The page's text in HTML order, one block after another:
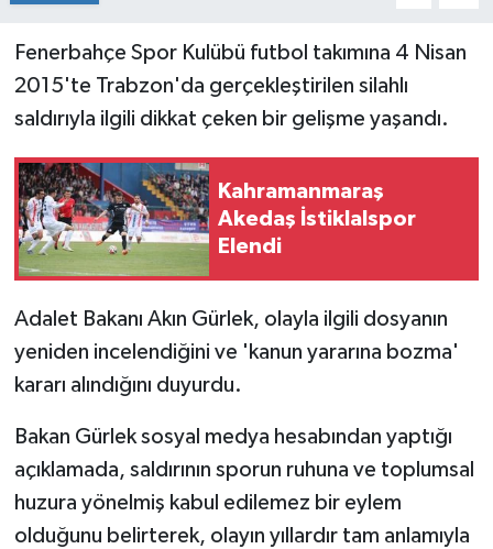
Fenerbahçe Spor Kulübü futbol takımına 4 Nisan
2015'te Trabzon'da gerçekleştirilen silahlı
saldırıyla ilgili dikkat çeken bir gelişme yaşandı.
Kahramanmaraş
Akedaş İstiklalspor
Elendi
Adalet Bakanı Akın Gürlek, olayla ilgili dosyanın
yeniden incelendiğini ve 'kanun yararına bozma'
kararı alındığını duyurdu.
Bakan Gürlek sosyal medya hesabından yaptığı
açıklamada, saldırının sporun ruhuna ve toplumsal
huzura yönelmiş kabul edilemez bir eylem
olduğunu belirterek, olayın yıllardır tam anlamıyla